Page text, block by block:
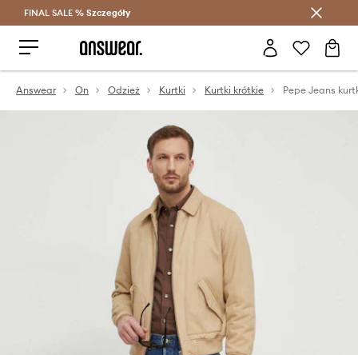
Oszczędzaj z Answear Club >
FINAL SALE % Szczegóły
Answear On Odzież Kurtki Kurtki krótkie